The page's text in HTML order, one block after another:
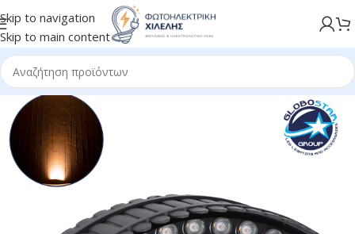
Skip to navigation
Skip to main content